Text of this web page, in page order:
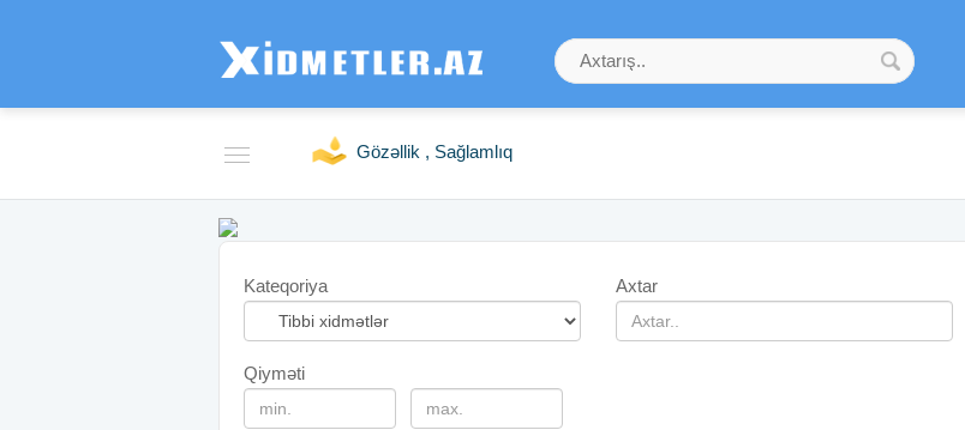
Gözəllik , Sağlamlıq
Kateqoriya Axtar
Qiyməti